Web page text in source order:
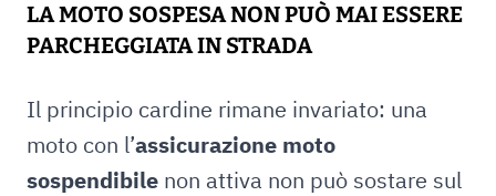
LA MOTO SOSPESA NON PUÒ MAI ESSERE
PARCHEGGIATA IN STRADA
Il principio cardine rimane invariato: una
moto con l’assicurazione moto
sospendibile non attiva non può sostare sul